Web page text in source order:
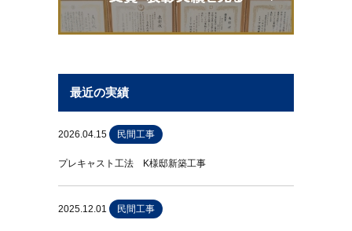
最近の実績
2026.04.15 民間工事
プレキャスト工法 K様邸新築工事
2025.12.01 民間工事